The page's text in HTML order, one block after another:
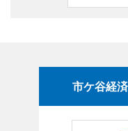
市ケ谷経